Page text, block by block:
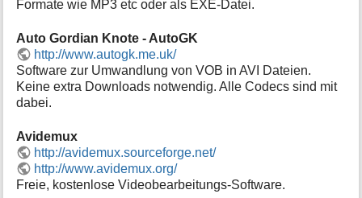
Formate wie MP3 etc oder als EXE-Datei.
Auto Gordian Knote - AutoGK
http://www.autogk.me.uk/
Software zur Umwandlung von VOB in AVI Dateien.
Keine extra Downloads notwendig. Alle Codecs sind mit
dabei.
Avidemux
http://avidemux.sourceforge.net/
http://www.avidemux.org/
Freie, kostenlose Videobearbeitungs-Software.